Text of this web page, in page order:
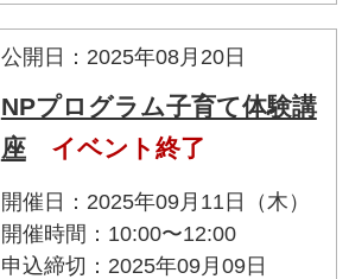
公開日：2025年08月20日
NPプログラム子育て体験講
座
イベント終了
開催日：2025年09月11日（木）
開催時間：10:00〜12:00
申込締切：2025年09月09日